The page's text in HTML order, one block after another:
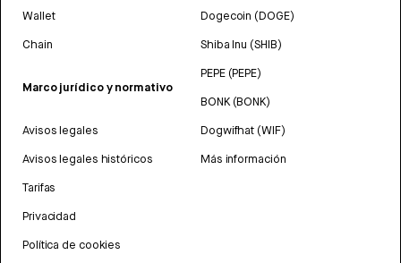
Wallet
Chain
Marco jurídico y normativo
Avisos legales
Avisos legales históricos
Tarifas
Privacidad
Política de cookies
Dogecoin (DOGE)
Shiba Inu (SHIB)
PEPE (PEPE)
BONK (BONK)
Dogwifhat (WIF)
Más información